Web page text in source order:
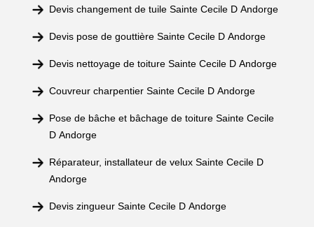
Devis changement de tuile Sainte Cecile D Andorge
Devis pose de gouttière Sainte Cecile D Andorge
Devis nettoyage de toiture Sainte Cecile D Andorge
Couvreur charpentier Sainte Cecile D Andorge
Pose de bâche et bâchage de toiture Sainte Cecile
D Andorge
Réparateur, installateur de velux Sainte Cecile D
Andorge
Devis zingueur Sainte Cecile D Andorge